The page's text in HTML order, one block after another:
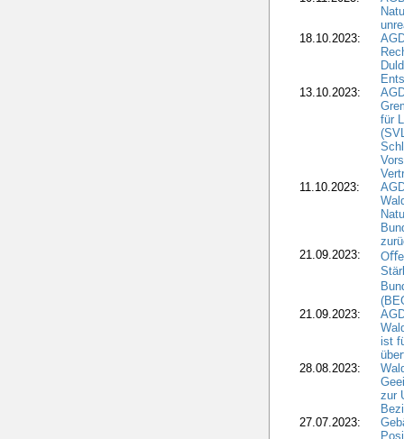
18.10.2023:
13.10.2023:
für
11.10.2023:
21.09.2023:
21.09.2023:
ist
28.08.2023:
zur
27.07.2023: